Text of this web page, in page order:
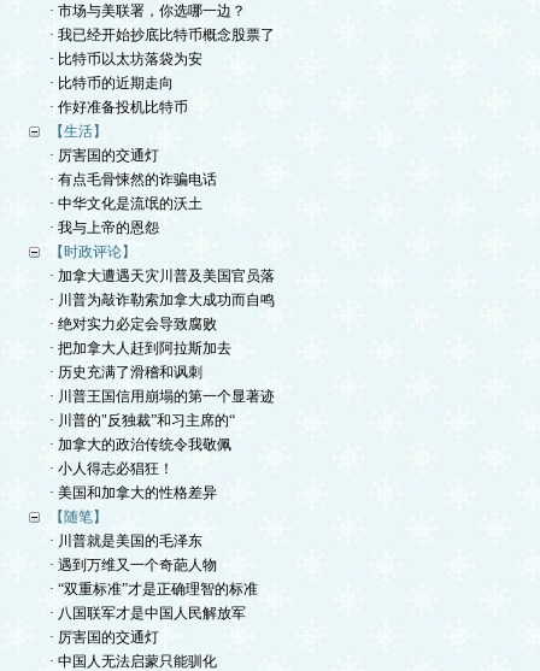
· 市场与美联署，你选哪一边？
· 我已经开始抄底比特币概念股票了
· 比特币以太坊落袋为安
· 比特币的近期走向
· 作好准备投机比特币
【生活】
· 厉害国的交通灯
· 有点毛骨悚然的诈骗电话
· 中华文化是流氓的沃土
· 我与上帝的恩怨
【时政评论】
· 加拿大遭遇天灾川普及美国官员落
· 川普为敲诈勒索加拿大成功而自鸣
· 绝对实力必定会导致腐败
· 把加拿大人赶到阿拉斯加去
· 历史充满了滑稽和讽刺
· 川普王国信用崩塌的第一个显著迹
· 川普的"反独裁”和习主席的“
· 加拿大的政治传统令我敬佩
· 小人得志必猖狂！
· 美国和加拿大的性格差异
【随笔】
· 川普就是美国的毛泽东
· 遇到万维又一个奇葩人物
· “双重标准”才是正确理智的标准
· 八国联军才是中国人民解放军
· 厉害国的交通灯
· 中国人无法启蒙只能驯化